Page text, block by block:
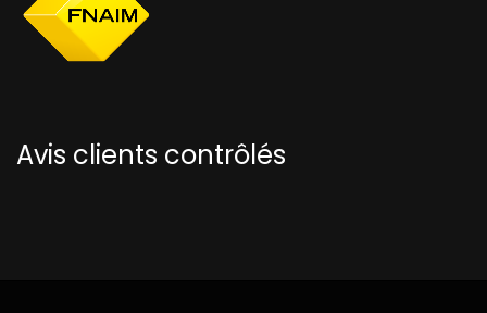
Avis clients contrôlés